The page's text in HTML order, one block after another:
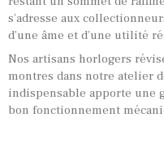
s’adresse aux
d’une âme et d’une utilité
Nos artisans horlogers
montres dans notre atelier
indispensable apporte une
bon fonctionnement